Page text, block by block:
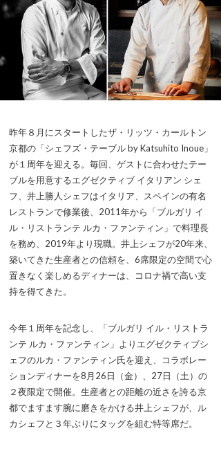
昨年８月にスタートしたザ・リッツ・カールトン
京都の「シェフズ・テーブル by Katsuhito Inoue」
が１周年を迎える。毎回、ゲストに合わせたテー
ブルを用意するエグゼクティブ イタリアン シェ
フ、井上勝人シェフはイタリア、スペインの有名
レストランで修業後、2011年から「ブルガリ イ
ル・リストランテ ルカ・ファンティン」で料理長
を務め、2019年より現職。井上シェフが20年来、
築いてきた生産者との信頼を、6席限定の空間で心
置きなく楽しめるディナーは、コロナ禍で高い支
持を得てきた。
今年１周年を記念し、「ブルガリ イル・リストラ
ンテ ルカ・ファンティン」よりエグゼクティブシ
ェフのルカ・ファンティン氏を迎え、コラボレー
ションディナーを8月26日（金）、27日（土）の
２夜限定で開催。生産者との距離の近さを誇る京
都でますます腕に磨きをかける井上シェフが、ル
カシェフと３年ぶりにタッグを組む特等席だ。